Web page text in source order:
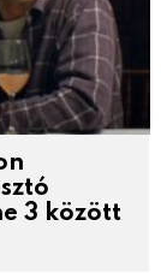
3 között